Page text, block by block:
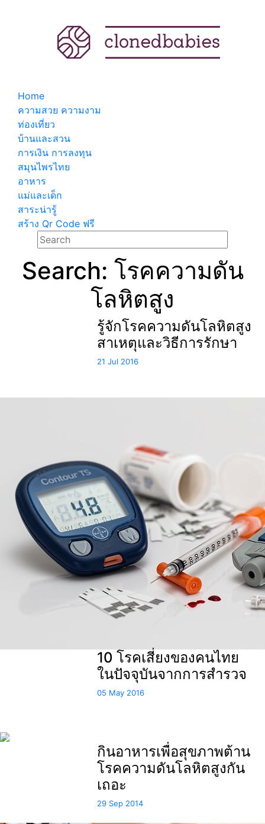
Home
ความสวย ความงาม
ท่องเที่ยว
บ้านและสวน
การเงิน การลงทุน
สมุนไพรไทย
อาหาร
แม่และเด็ก
สาระน่ารู้
สร้าง Qr Code ฟรี
Search: โรคความดัน
โลหิตสูง
รู้จักโรคความดันโลหิตสูง
สาเหตุและวิธีการรักษา
21 Jul 2016
10 โรคเสี่ยงของคนไทย
ในปัจจุบันจากการสำรวจ
05 May 2016
กินอาหารเพื่อสุขภาพต้าน
โรคความดันโลหิตสูงกัน
เถอะ
29 Sep 2014